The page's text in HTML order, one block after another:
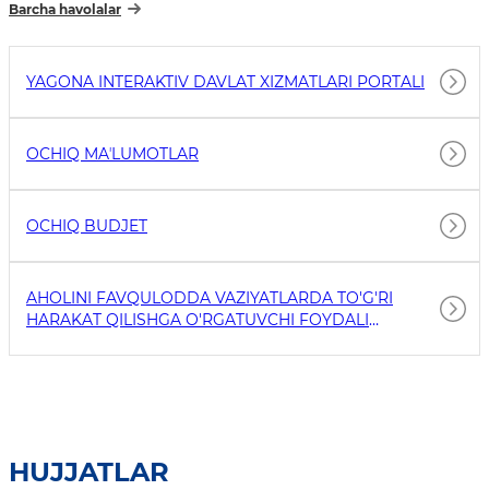
Barcha havolalar
YAGONA INTERAKTIV DAVLAT XIZMATLARI PORTALI
OCHIQ MAʼLUMOTLAR
OCHIQ BUDJET
AHOLINI FAVQULODDA VAZIYATLARDA TO'G'RI
HARAKAT QILISHGA O'RGATUVCHI FOYDALI
HUJJATLAR